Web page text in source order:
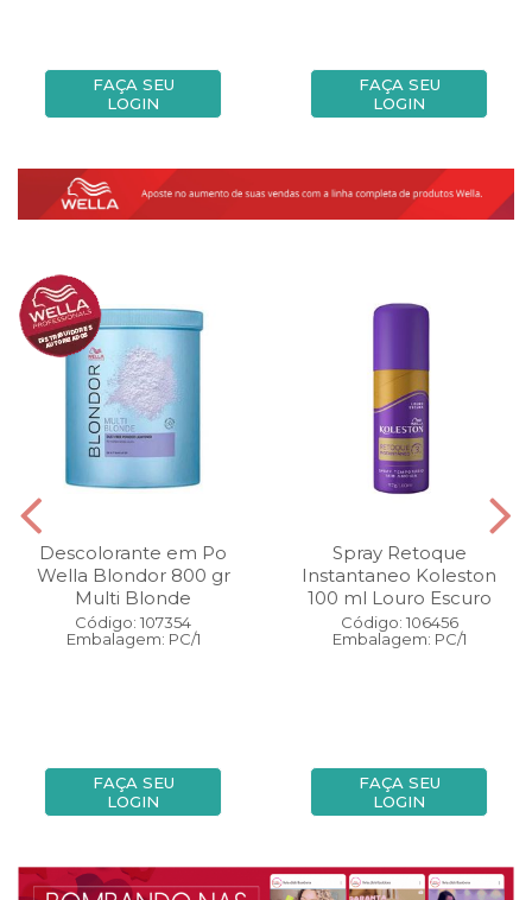
FAÇA SEU
LOGIN
FAÇA SEU
LOGIN
Descolorante em Po
Wella Blondor 800 gr
Multi Blonde
Código: 107354
Embalagem: PC/1
FAÇA SEU
LOGIN
Spray Retoque
Instantaneo Koleston
100 ml Louro Escuro
Código: 106456
Embalagem: PC/1
FAÇA SEU
LOGIN